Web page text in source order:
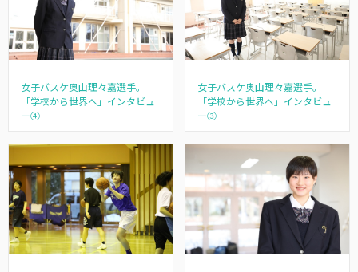
女子バスケ奥山理々嘉選手。
「学校から世界へ」インタビュ
ー④
女子バスケ奥山理々嘉選手。
「学校から世界へ」インタビュ
ー③